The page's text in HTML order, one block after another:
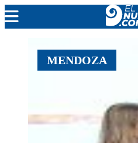
EL NUEVE
SOCIEDAD
EN VIVO
MENDOZA